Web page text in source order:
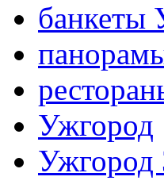
банкеты
Ужгород
Ужгород